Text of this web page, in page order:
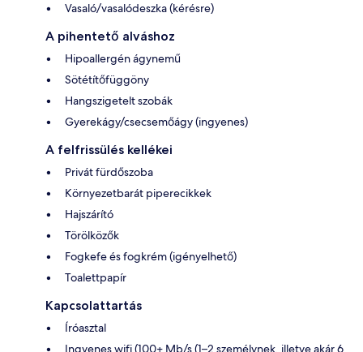
Vasaló/vasalódeszka (kérésre)
A pihentető alváshoz
Hipoallergén ágynemű
Sötétítőfüggöny
Hangszigetelt szobák
Gyerekágy/csecsemőágy (ingyenes)
A felfrissülés kellékei
Privát fürdőszoba
Környezetbarát piperecikkek
Hajszárító
Törölközők
Fogkefe és fogkrém (igényelhető)
Toalettpapír
Kapcsolattartás
Íróasztal
Ingyenes wifi (100+ Mb/s (1–2 személynek, illetve akár 6